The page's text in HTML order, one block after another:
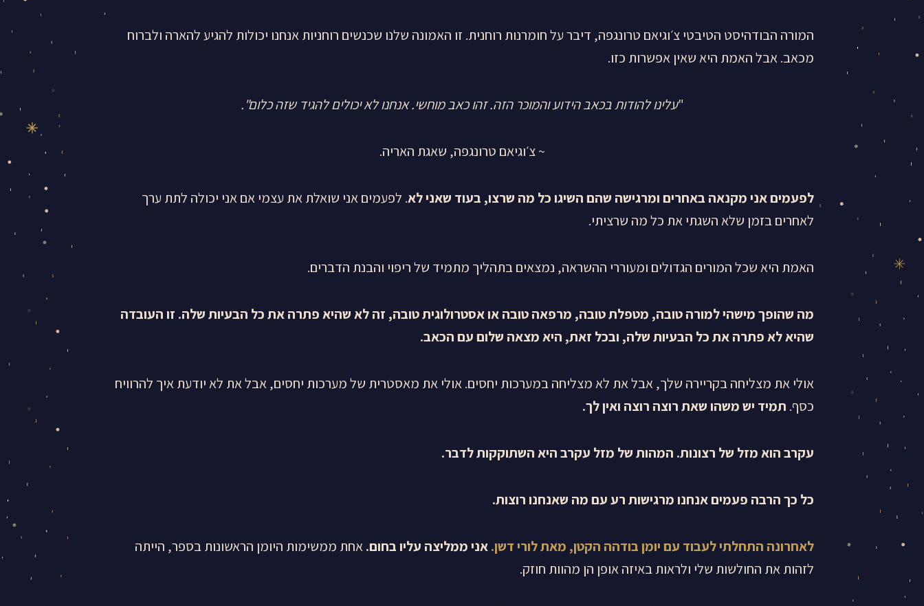
המורה הבודהיסט הטיבטי צ׳וגיאם טרונגפה, דיבר על חומרנות רוחנית. זו האמונה שלנו שכנשים רוחניות אנחנו יכולות להגיע להארה ולברוח
מכאב. אבל האמת היא שאין אפשרות כזו.
"עלינו להודות בכאב הידוע והמוכר הזה. זהו כאב מוחשי. אנחנו לא יכולים להגיד שזה כלום".
~ צ׳וגיאם טרונגפה, שאגת האריה.
לפעמים אני מקנאה באחרים ומרגישה שהם השיגו כל מה שרצו, בעוד שאני לא. לפעמים אני שואלת את עצמי אם אני יכולה לתת ערך
לאחרים בזמן שלא השגתי את כל מה שרציתי.
האמת היא שכל המורים הגדולים ומעוררי ההשראה, נמצאים בתהליך מתמיד של ריפוי והבנת הדברים.
מה שהופך מישהי למורה טובה, מטפלת טובה, מרפאה טובה או אסטרולוגית טובה, זה לא שהיא פתרה את כל הבעיות שלה. זו העובדה
שהיא לא פתרה את כל הבעיות שלה, ובכל זאת, היא מצאה שלום עם הכאב.
אולי את מצליחה בקריירה שלך, אבל את לא מצליחה במערכות יחסים. אולי את מאסטרית של מערכות יחסים, אבל את לא יודעת איך להרוויח
כסף. תמיד יש משהו שאת רוצה רוצה ואין לך.
עקרב הוא מזל של רצונות. המהות של מזל עקרב היא השתוקקות לדבר.
כל כך הרבה פעמים אנחנו מרגישות רע עם מה שאנחנו רוצות.
לאחרונה התחלתי לעבוד עם יומן בודהה הקטן, מאת לורי דשן.אני ממליצה עליו בחום.אחת ממשימות היומן הראשונות בספר, הייתה
לזהות את החולשות שלי ולראות באיזה אופן הן מהוות חוזק.